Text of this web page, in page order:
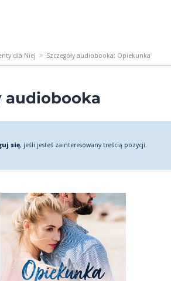
dla Niej Szczegóły audiobooka: Opiekunka
audiobooka
się, jeśli jesteś zainteresowany treścią pozycji.